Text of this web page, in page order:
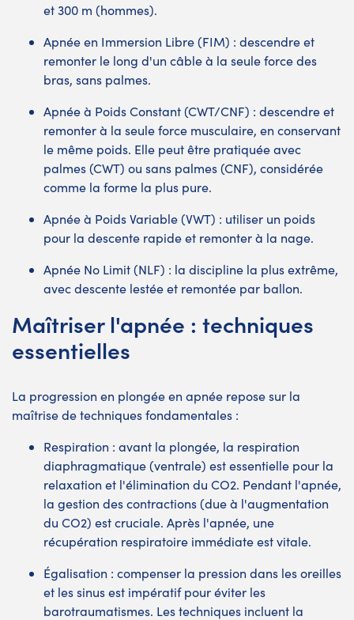
et 300 m (hommes).
Apnée en Immersion Libre (FIM) : descendre et
remonter le long d'un câble à la seule force des
bras, sans palmes.
Apnée à Poids Constant (CWT/CNF) : descendre et
remonter à la seule force musculaire, en conservant
le même poids. Elle peut être pratiquée avec
palmes (CWT) ou sans palmes (CNF), considérée
comme la forme la plus pure.
Apnée à Poids Variable (VWT) : utiliser un poids
pour la descente rapide et remonter à la nage.
Apnée No Limit (NLF) : la discipline la plus extrême,
avec descente lestée et remontée par ballon.
Maîtriser l'apnée : techniques
essentielles
La progression en plongée en apnée repose sur la
maîtrise de techniques fondamentales :
Respiration : avant la plongée, la respiration
diaphragmatique (ventrale) est essentielle pour la
relaxation et l'élimination du CO2. Pendant l'apnée,
la gestion des contractions (due à l'augmentation
du CO2) est cruciale. Après l'apnée, une
récupération respiratoire immédiate est vitale.
Égalisation : compenser la pression dans les oreilles
et les sinus est impératif pour éviter les
barotraumatismes. Les techniques incluent la